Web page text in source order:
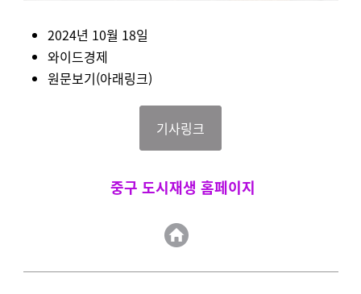
2024년 10월 18일
와이드경제
원문보기(아래링크)
기사링크
중구 도시재생 홈페이지